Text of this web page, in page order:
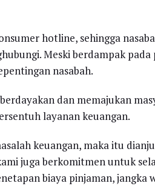
hotline, sehingga
Meski berdampak pada
nasabah.
dan memajukan
layanan keuangan.
keuangan, maka itu
juga berkomitmen untuk
biaya pinjaman, jangka